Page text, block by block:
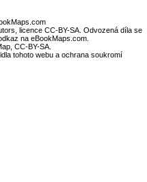
licence CC-BY-SA. Odvozená díla se
na eBookMaps.com.
,CC-BY-SA
tohoto webu a ochrana soukromí